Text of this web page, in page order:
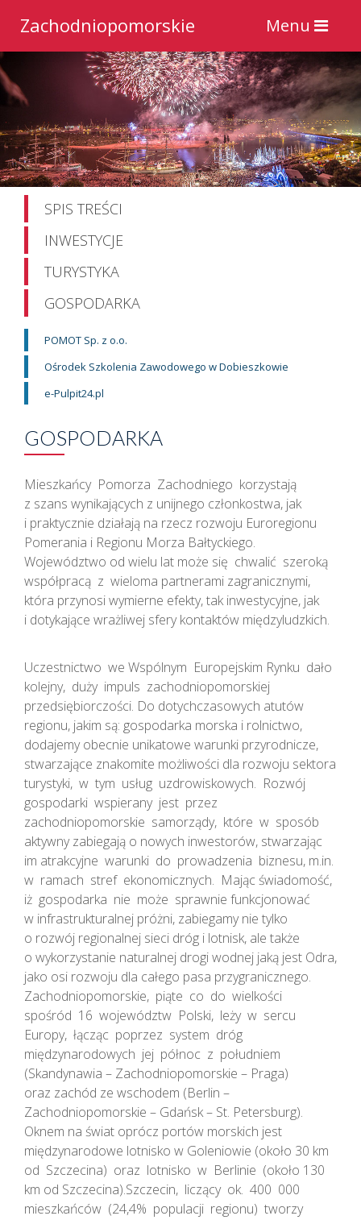
Toggle
navigation
Menu
Zachodniopomorskie
SPIS TREŚCI
INWESTYCJE
TURYSTYKA
GOSPODARKA
POMOT Sp. z o.o.
Ośrodek Szkolenia Zawodowego w Dobieszkowie
e-Pulpit24.pl
GOSPODARKA
Mieszkańcy Pomorza Zachodniego korzystają
z szans wynikających z unijnego członkostwa, jak
i praktycznie działają na rzecz rozwoju Euroregionu
Pomerania i Regionu Morza Bałtyckiego.
Województwo od wielu lat może się chwalić szeroką
współpracą z wieloma partnerami zagranicznymi,
która przynosi wymierne efekty, tak inwestycyjne, jak
i dotykające wrażliwej sfery kontaktów międzyludzkich.
Uczestnictwo we Wspólnym Europejskim Rynku dało
kolejny, duży impuls zachodniopomorskiej
przedsiębiorczości. Do dotychczasowych atutów
regionu, jakim są: gospodarka morska i rolnictwo,
dodajemy obecnie unikatowe warunki przyrodnicze,
stwarzające znakomite możliwości dla rozwoju sektora
turystyki, w tym usług uzdrowiskowych. Rozwój
gospodarki wspierany jest przez
zachodniopomorskie samorządy, które w sposób
aktywny zabiegają o nowych inwestorów, stwarzając
im atrakcyjne warunki do prowadzenia biznesu, m.in.
w ramach stref ekonomicznych. Mając świadomość,
iż gospodarka nie może sprawnie funkcjonować
w infrastrukturalnej próżni, zabiegamy nie tylko
o rozwój regionalnej sieci dróg i lotnisk, ale także
o wykorzystanie naturalnej drogi wodnej jaką jest Odra,
jako osi rozwoju dla całego pasa przygranicznego.
Zachodniopomorskie, piąte co do wielkości
spośród 16 województw Polski, leży w sercu
Europy, łącząc poprzez system dróg
międzynarodowych jej północ z południem
(Skandynawia – Zachodniopomorskie – Praga)
oraz zachód ze wschodem (Berlin –
Zachodniopomorskie – Gdańsk – St. Petersburg).
Oknem na świat oprócz portów morskich jest
międzynarodowe lotnisko w Goleniowie (około 30 km
od Szczecina) oraz lotnisko w Berlinie (około 130
km od Szczecina).Szczecin, liczący ok. 400 000
mieszkańców (24,4% populacji regionu) tworzy